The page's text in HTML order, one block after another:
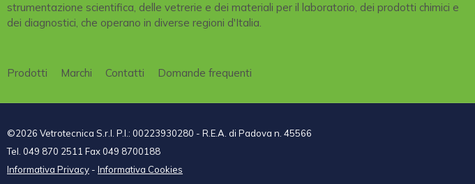
strumentazione scientifica, delle vetrerie e dei materiali per il laboratorio, dei prodotti chimici e
dei diagnostici, che operano in diverse regioni d'Italia.
Prodotti Marchi Contatti Domande frequenti
©2026 Vetrotecnica S.r.l. P.I.: 00223930280 - R.E.A. di Padova n. 45566
Tel. 049 870 2511 Fax 049 8700188
Informativa Privacy - Informativa Cookies